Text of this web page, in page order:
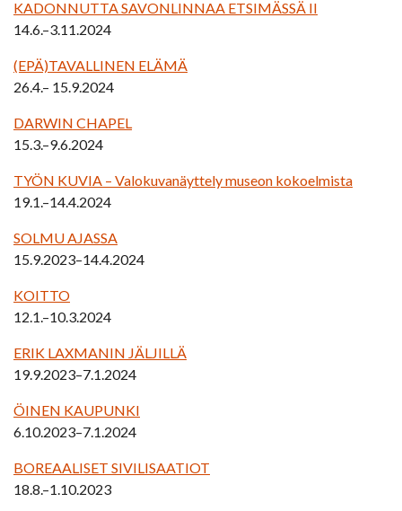
KADONNUTTA SAVONLINNAA ETSIMÄSSÄ II
14.6.–3.11.2024
(EPÄ)TAVALLINEN ELÄMÄ
26.4.– 15.9.2024
DARWIN CHAPEL
15.3.–9.6.2024
TYÖN KUVIA – Valokuvanäyttely museon kokoelmista
19.1.–14.4.2024
SOLMU AJASSA
15.9.2023–14.4.2024
KOITTO
12.1.–10.3.2024
ERIK LAXMANIN JÄLJILLÄ
19.9.2023–7.1.2024
ÖINEN KAUPUNKI
6.10.2023–7.1.2024
BOREAALISET SIVILISAATIOT
18.8.–1.10.2023